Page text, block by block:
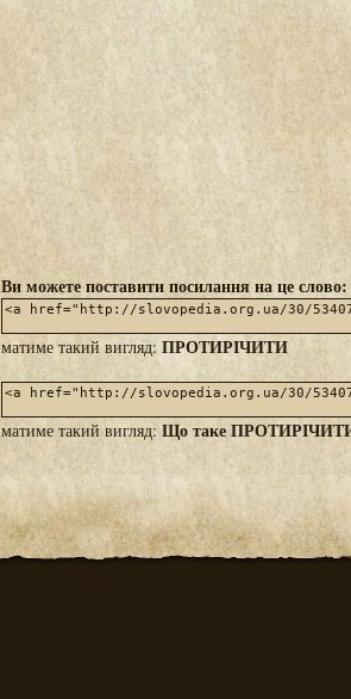
Ви можете поставити посилання на це слово:
матиме такий вигляд: ПРОТИРІЧИТИ
матиме такий вигляд:Що таке